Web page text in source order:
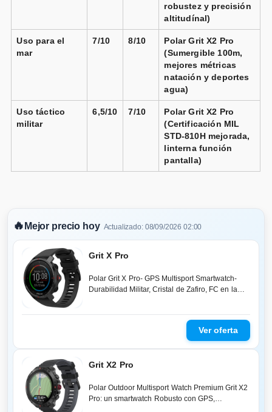
robustez y precisión
altitudínal)
Uso para el
mar
7/10 8/10
Polar Grit X2 Pro
(Sumergible 100m,
mejores métricas
natación y deportes
agua)
Uso táctico
militar
6,5/10 7/10
Polar Grit X2 Pro
(Certificación MIL
STD-810H mejorada,
linterna función
pantalla)
🔥 Mejor precio hoy Actualizado: 08/09/2026 02:00
Grit X Pro
Polar Grit X Pro- GPS Multisport Smartwatch-
Durabilidad Militar, Cristal de Zafiro, FC en la
Grit X2 Pro
Polar Outdoor Multisport Watch Premium Grit X2
Pro: un smartwatch Robusto con GPS,